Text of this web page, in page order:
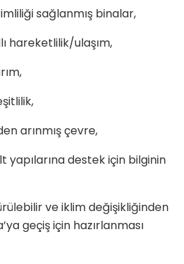
sağlanmış binalar,
hareketlilik/ulaşım,
arınmış çevre,
yapılarına destek için bilginin
ve iklim değişikliğinden
geçiş için hazırlanması